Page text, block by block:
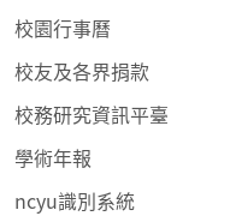
校園行事曆
校友及各界捐款
校務研究資訊平臺
學術年報
ncyu識別系統